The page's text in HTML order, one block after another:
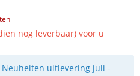
nog leverbaar) voor u
Neuheiten uitlevering juli -